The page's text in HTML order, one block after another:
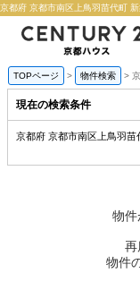
TOPページ 物件検索
現在の検索条件
京都府 京都市南区上鳥羽苗
物件
再
物件